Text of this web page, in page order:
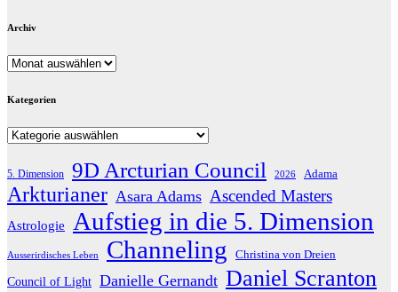
Archiv
Archiv
Kategorien
Kategorien
5. Dimension 9D Arcturian Council 2026 Adama
Arkturianer Asara Adams Ascended Masters
Astrologie Aufstieg in die 5. Dimension
Ausserirdisches Leben Channeling Christina von Dreien
Council of Light Danielle Gernandt Daniel Scranton